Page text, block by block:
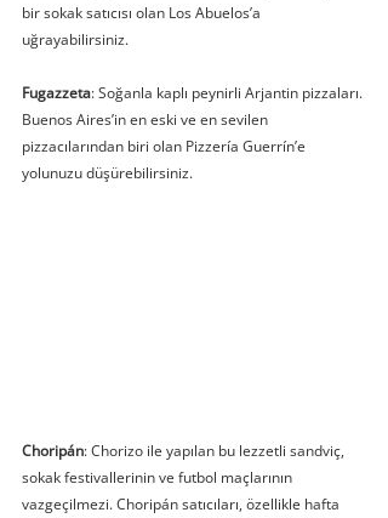
bir sokak satıcısı olan Los Abuelos’a
uğrayabilirsiniz.
Fugazzeta: Soğanla kaplı peynirli Arjantin pizzaları.
Buenos Aires’in en eski ve en sevilen
pizzacılarından biri olan Pizzería Guerrín’e
yolunuzu düşürebilirsiniz.
Choripán: Chorizo ile yapılan bu lezzetli sandviç,
sokak festivallerinin ve futbol maçlarının
vazgeçilmezi. Choripán satıcıları, özellikle hafta